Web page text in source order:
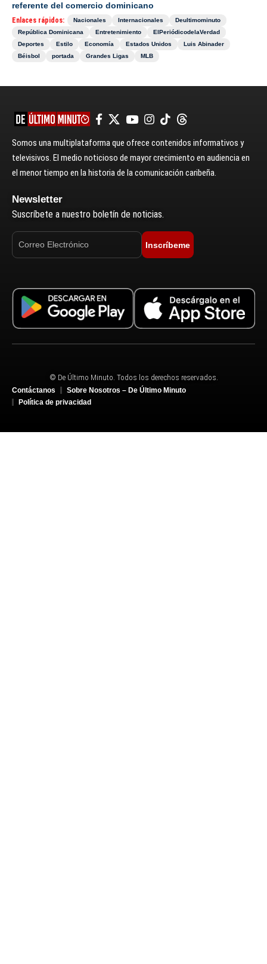
referente del comercio dominicano
Enlaces rápidos: Nacionales Internacionales
Deultimominuto
República Dominicana
Entretenimiento
ElPeriódicodelaVerdad
Deportes
Estilo Economía Estados Unidos
Luis Abinader
Béisbol
portada Grandes Ligas MLB
Somos una multiplataforma que ofrece contenidos informativos y
televisivos. El medio noticioso de mayor crecimiento en audiencia en
el menor tiempo en la historia de la comunicación caribeña.
Newsletter
Suscríbete a nuestro boletín de noticias.
Inscríbeme
© De Último Minuto. Todos los derechos reservados.
Contáctanos
Sobre Nosotros – De Último Minuto
Política de privacidad